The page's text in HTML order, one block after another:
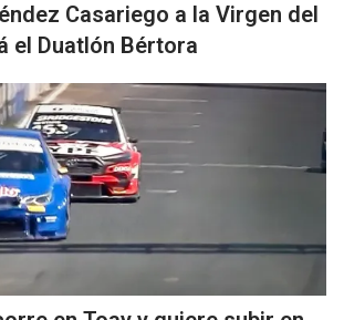
Casariego a la Virgen del
el Duatlón Bértora